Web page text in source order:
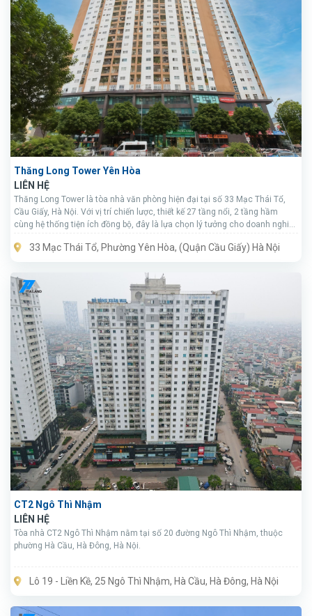
Thăng Long Tower Yên Hòa
LIÊN HỆ
Thăng Long Tower là tòa nhà văn phòng hiện đại tại số 33 Mạc Thái Tổ,
Cầu Giấy, Hà Nội. Với vị trí chiến lược, thiết kế 27 tầng nổi, 2 tầng hầm
cùng hệ thống tiện ích đồng bộ, đây là lựa chọn lý tưởng cho doanh nghiệp
33 Mạc Thái Tổ, Phường Yên Hòa, (Quận Cầu Giấy) Hà Nội
CT2 Ngô Thì Nhậm
LIÊN HỆ
Tòa nhà CT2 Ngô Thì Nhậm nằm tại số 20 đường Ngô Thì Nhậm, thuộc
phường Hà Cầu, Hà Đông, Hà Nội.
Lô 19 - Liền Kề, 25 Ngô Thì Nhậm, Hà Cầu, Hà Đông, Hà Nội